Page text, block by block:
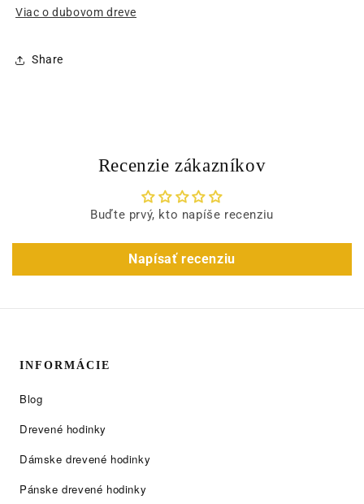
Viac o dubovom dreve
Share
Recenzie zákazníkov
Buďte prvý, kto napíše recenziu
Napísať recenziu
INFORMÁCIE
Blog
Drevené hodinky
Dámske drevené hodinky
Pánske drevené hodinky